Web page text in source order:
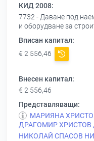
КИД 2008:
7732 - Даване под
и оборудване за
Вписан капитал:
€ 2 556,46
Внесен капитал:
€ 2 556,46
Представляващи:
МАРИЯНА
ДРАГОМИР ХРИСТОВ
НИКОЛАЙ СПАСОВ